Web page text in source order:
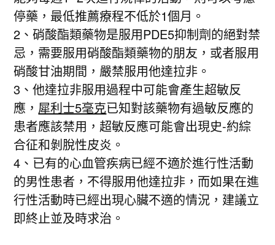
停藥，最低推薦療程不低於1個月。
2、硝酸酯類藥物是服用PDE5抑制劑的絕對禁
忌，需要服用硝酸酯類藥物的朋友，或者服用
硝酸甘油期間，嚴禁服用他達拉非。
3、他達拉非服用過程中可能會產生超敏反
應， 犀利士5毫克已知對該藥物有過敏反應的
患者應該禁用，超敏反應可能會出現史-約綜
合征和剝脫性皮炎。
4、已有的心血管疾病已經不適於進行性活動
的男性患者，不得服用他達拉非，而如果在進
行性活動時已經出現心臟不適的情況，建議立
即終止並及時求治。